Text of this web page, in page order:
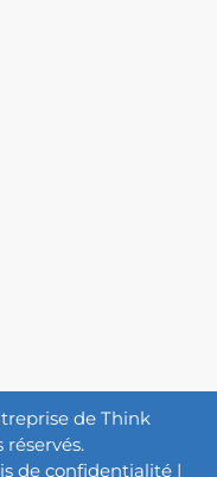
de Think
réservés.
de confidentialité |